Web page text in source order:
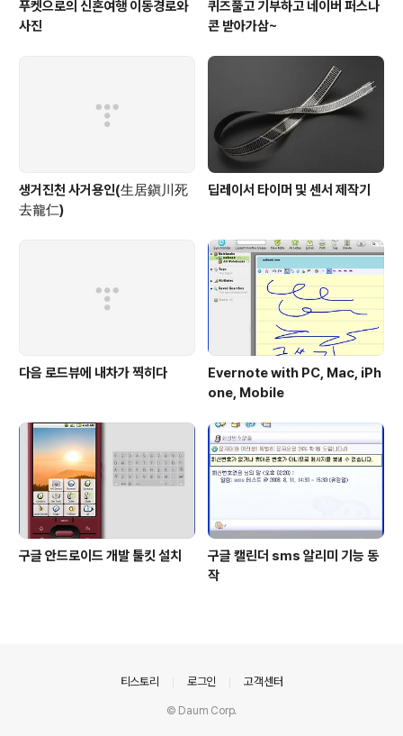
푸켓으로의 신혼여행 이동경로와
사진
퀴즈풀고 기부하고 네이버 퍼스나
콘 받아가삼~
생거진천 사거용인(生居鎭川死
去龍仁)
딥레이서 타이머 및 센서 제작기
다음 로드뷰에 내차가 찍히다
Evernote with PC, Mac, iPh
one, Mobile
구글 안드로이드 개발 툴킷 설치
구글 캘린더 sms 알리미 기능 동
작
티스토리 로그인 고객센터
© Daum Corp.